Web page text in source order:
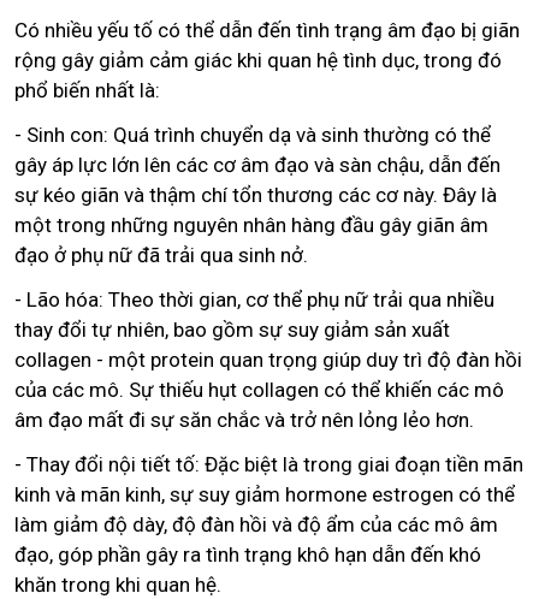
Có nhiều yếu tố có thể dẫn đến tình trạng âm đạo bị giãn
rộng gây giảm cảm giác khi quan hệ tình dục, trong đó
phổ biến nhất là:
- Sinh con: Quá trình chuyển dạ và sinh thường có thể
gây áp lực lớn lên các cơ âm đạo và sàn chậu, dẫn đến
sự kéo giãn và thậm chí tổn thương các cơ này. Đây là
một trong những nguyên nhân hàng đầu gây giãn âm
đạo ở phụ nữ đã trải qua sinh nở.
- Lão hóa: Theo thời gian, cơ thể phụ nữ trải qua nhiều
thay đổi tự nhiên, bao gồm sự suy giảm sản xuất
collagen - một protein quan trọng giúp duy trì độ đàn hồi
của các mô. Sự thiếu hụt collagen có thể khiến các mô
âm đạo mất đi sự săn chắc và trở nên lỏng lẻo hơn.
- Thay đổi nội tiết tố: Đặc biệt là trong giai đoạn tiền mãn
kinh và mãn kinh, sự suy giảm hormone estrogen có thể
làm giảm độ dày, độ đàn hồi và độ ẩm của các mô âm
đạo, góp phần gây ra tình trạng khô hạn dẫn đến khó
khăn trong khi quan hệ.